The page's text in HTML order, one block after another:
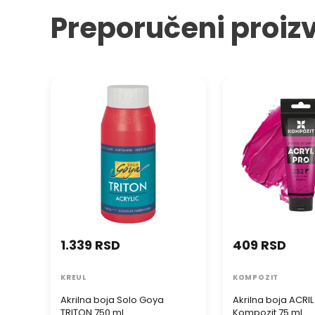
Preporučeni
Akrilna boja Solo Goya TRITON
Akrilna boja Solo Goya
TRITON 750 ml
1.339 RSD
KREUL
Kompozit 75 ml
Akrilna boja ACRIL
Kompozit 75 ml
409 RSD
KOMPOZIT